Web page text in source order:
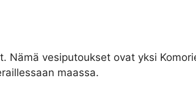
Nämä vesiputoukset ovat yksi
maassa.